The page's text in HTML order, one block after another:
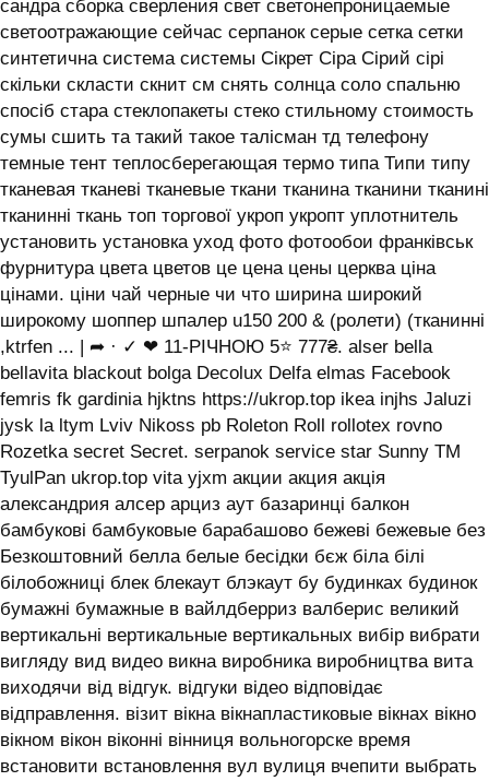
сандра сборка сверления свет светонепроницаемые
светоотражающие сейчас серпанок серые сетка сетки
синтетична система системы ‎Сікрет Сіра Сірий сірі
скільки скласти скнит см снять солнца соло спальню
спосіб стара стеклопакеты стеко стильному стоимость
сумы сшить та такий такое талісман тд телефону
темные тент теплосберегающая термо типа Типи типу
тканевая тканеві тканевые ткани тканина тканини тканині
тканинні ткань топ торгової укроп укропт уплотнитель
установить установка уход фото фотообои франківськ
фурнитура цвета цветов це цена цены церква ціна
цінами. ціни чай черные чи что ширина широкий
широкому шоппер шпалер u150 200 & (ролети) (тканинні
,ktrfen ... | ➦ · ✓ ❤ 11-РІЧНОЮ 5⭐ 777₴. alser bella
bellavita blackout bolga Decolux Delfa elmas Facebook
femris fk gardinia hjktns https://ukrop.top ikea injhs Jaluzi
jysk la ltym Lviv Nikoss pb Roleton Roll rollotex rovno
Rozetka secret Secret. serpanok service star Sunny TM
TyulPan ukrop.top vita yjxm акции акция акція
александрия алсер арциз аут базаринці балкон
бамбукові бамбуковые барабашово бежеві бежевые без
Безкоштовний белла белые бесідки бєж біла білі
білобожниці блек блекаут блэкаут бу будинках будинок
бумажні бумажные в вайлдберриз валберис великий
вертикальні вертикальные вертикальных вибір вибрати
вигляду вид видео викна виробника виробництва вита
виходячи від відгук. відгуки відео відповідає
відправлення. візит вікна вікнапластиковые вікнах вікно
вікном вікон віконні вінниця вольногорске время
встановити встановлення вул вулиця вчепити выбрать